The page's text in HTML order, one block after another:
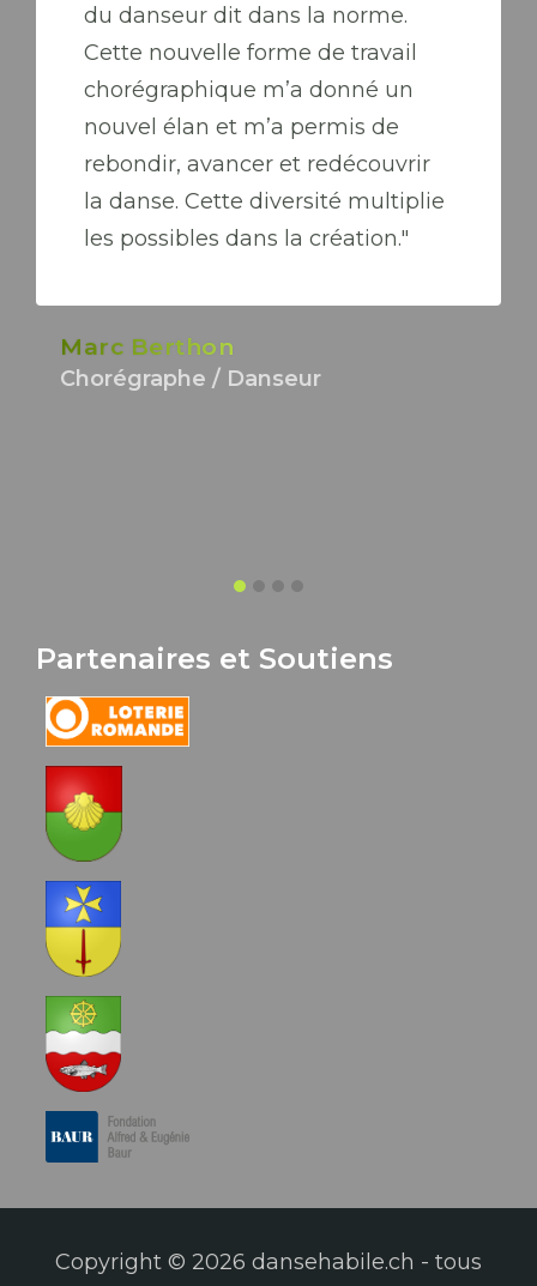
du danseur dit dans la norme.
Cette nouvelle forme de travail
chorégraphique m’a donné un
nouvel élan et m’a permis de
rebondir, avancer et redécouvrir
la danse. Cette diversité multiplie
les possibles dans la création."
Marc Berthon
Chorégraphe / Danseur
Partenaires et Soutiens
Copyright © 2026 dansehabile.ch - tous